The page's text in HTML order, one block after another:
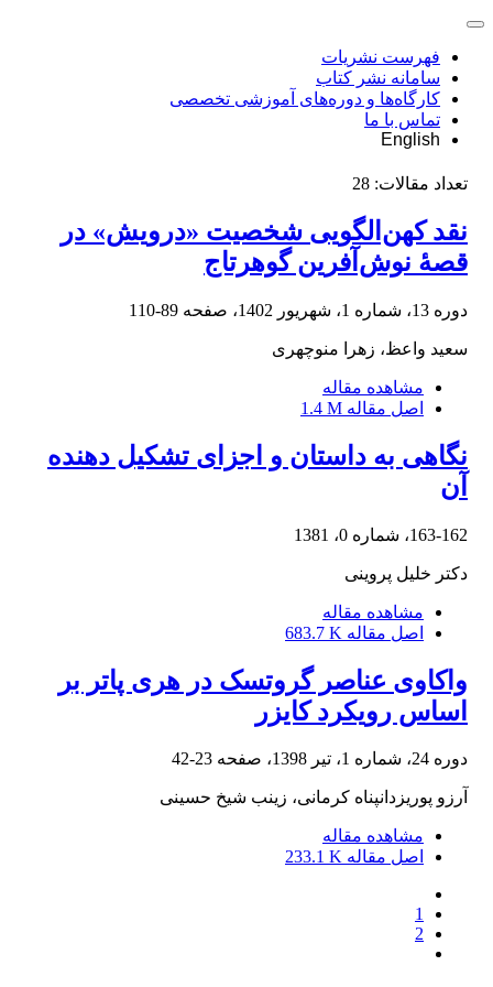
فهرست نشریات
سامانه نشر کتاب
کارگاه‌ها و دوره‌های آموزشی تخصصی
تماس با ما
English
تعداد مقالات: 28
نقد کهن‌الگویی شخصیت «درویش» در
قصۀ نوش‌آفرین گوهرتاج
دوره 13، شماره 1، شهریور 1402، صفحه 89-110
سعید واعظ، زهرا منوچهری
مشاهده مقاله
اصل مقاله 1.4 M
نگاهی به داستان و اجزای تشکیل دهنده
آن
163-162، شماره 0، 1381
دکتر خلیل پروینی
مشاهده مقاله
اصل مقاله 683.7 K
واکاوی عناصر گروتسک در هری پاتر بر
اساس رویکرد کایزر
دوره 24، شماره 1، تیر 1398، صفحه 23-42
آرزو پوریزدانپناه کرمانی، زینب شیخ حسینی
مشاهده مقاله
اصل مقاله 233.1 K
1
2